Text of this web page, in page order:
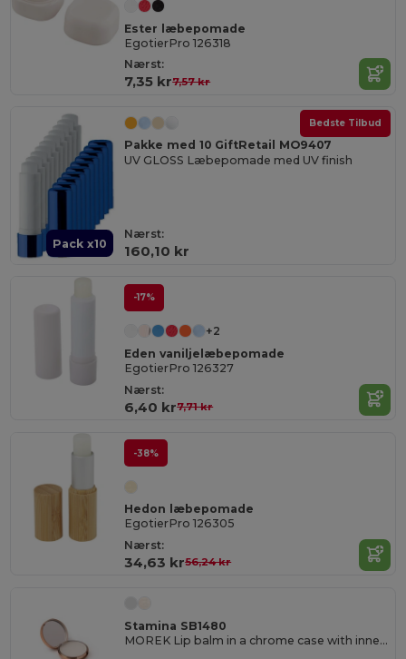
Ester læbepomade
EgotierPro 126318
Nærst:
7,35 kr7,57 kr
Pack x10
Bedste Tilbud
Pakke med 10 GiftRetail MO9407
UV GLOSS Læbepomade med UV finish
Nærst:
160,10 kr
-17%
+2
Eden vaniljelæbepomade
EgotierPro 126327
Nærst:
6,40 kr7,71 kr
-38%
Hedon læbepomade
EgotierPro 126305
Nærst:
34,63 kr56,24 kr
Stamina SB1480
MOREK Lip balm in a chrome case with inner mirror